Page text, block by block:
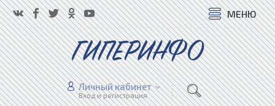
МЕНЮ
ГИПЕРИНФО
Личный кабинет
Вход и регистрация